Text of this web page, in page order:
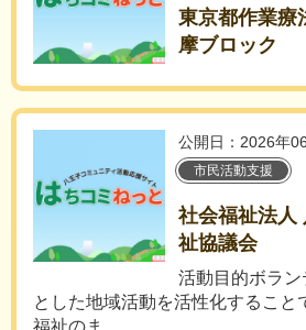
東京都作業療
摩ブロック
公開日：2026年
市民活動支援
社会福祉法人
祉協議会
活動目的ボラ
とした地域活動を活性化すること
福祉のま...